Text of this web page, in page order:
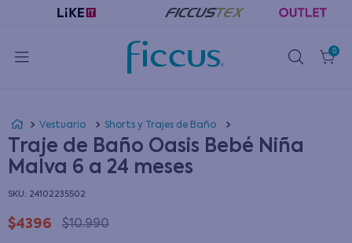
0
Vestuario Shorts y Trajes de Baño
Traje de Baño Oasis Bebé Niña
Malva 6 a 24 meses
: 24102235502
$4396 $10.990